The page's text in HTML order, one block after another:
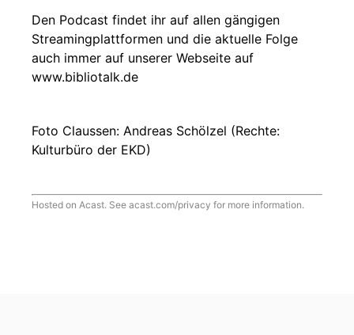
Den Podcast findet ihr auf allen gängigen
Streamingplattformen und die aktuelle Folge
auch immer auf unserer Webseite auf
www.bibliotalk.de
Foto Claussen: Andreas Schölzel (Rechte:
Kulturbüro der EKD)
Hosted on Acast. See acast.com/privacy for more information.